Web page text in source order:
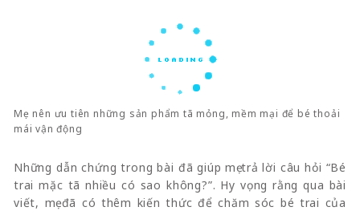
Mẹ nên ưu tiên những sản phẩm tã mỏng, mềm mại để bé thoải
mái vận động
Những dẫn chứng trong bài đã giúp mẹ trả lời câu hỏi “Bé
trai mặc tã nhiều có sao không?”. Hy vọng rằng qua bài
viết, mẹ đã có thêm kiến thức để chăm sóc bé trai của